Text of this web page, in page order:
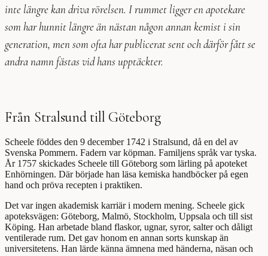
inte längre kan driva rörelsen. I rummet ligger en apotekare
som har hunnit längre än nästan någon annan kemist i sin
generation, men som ofta har publicerat sent och därför fått se
andra namn fästas vid hans upptäckter.
Från Stralsund till Göteborg
Scheele föddes den 9 december 1742 i Stralsund, då en del av
Svenska Pommern. Fadern var köpman. Familjens språk var tyska.
År 1757 skickades Scheele till Göteborg som lärling på apoteket
Enhörningen. Där började han läsa kemiska handböcker på egen
hand och pröva recepten i praktiken.
Det var ingen akademisk karriär i modern mening. Scheele gick
apoteksvägen: Göteborg, Malmö, Stockholm, Uppsala och till sist
Köping. Han arbetade bland flaskor, ugnar, syror, salter och dåligt
ventilerade rum. Det gav honom en annan sorts kunskap än
universitetens. Han lärde känna ämnena med händerna, näsan och